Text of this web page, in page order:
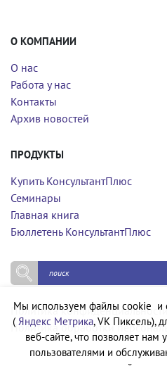
О КОМПАНИИ
О нас
Работа у нас
Контакты
Архив новостей
ПРОДУКТЫ
Купить КонсультантПлюс
Семинары
Главная книга
Бюллетень КонсультантПлюс
Политика
Политика обработки
Мы используем файлы cookie и
( Яндекс Метрика, VK Пиксель),
веб-сайте, что позволяет нам
пользователями и